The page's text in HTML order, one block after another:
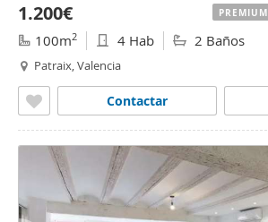
1.200€
100m2 4 Hab 2 Baños
Patraix, Valencia
Contactar
PREMIUM